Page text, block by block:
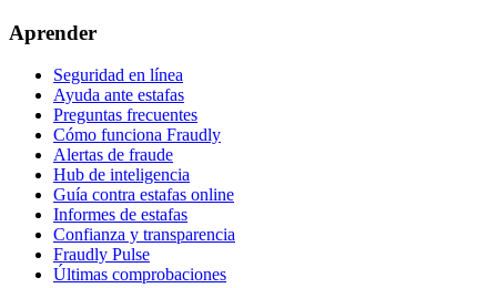
Aprender
Seguridad en línea
Ayuda ante estafas
Preguntas frecuentes
Cómo funciona Fraudly
Alertas de fraude
Hub de inteligencia
Guía contra estafas online
Informes de estafas
Confianza y transparencia
Fraudly Pulse
Últimas comprobaciones